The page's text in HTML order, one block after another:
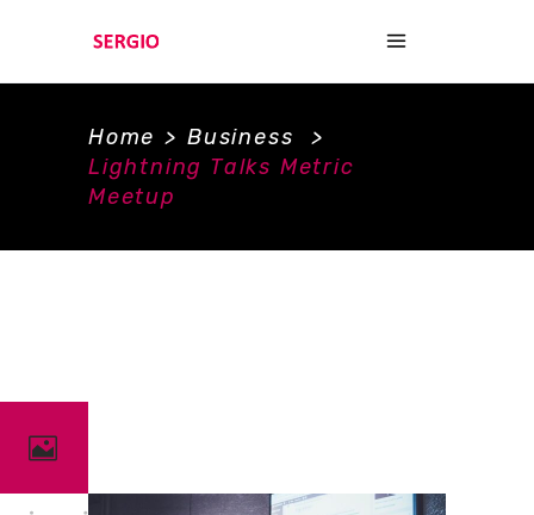
Home > Business
>
Lightning Talks Metric
Meetup